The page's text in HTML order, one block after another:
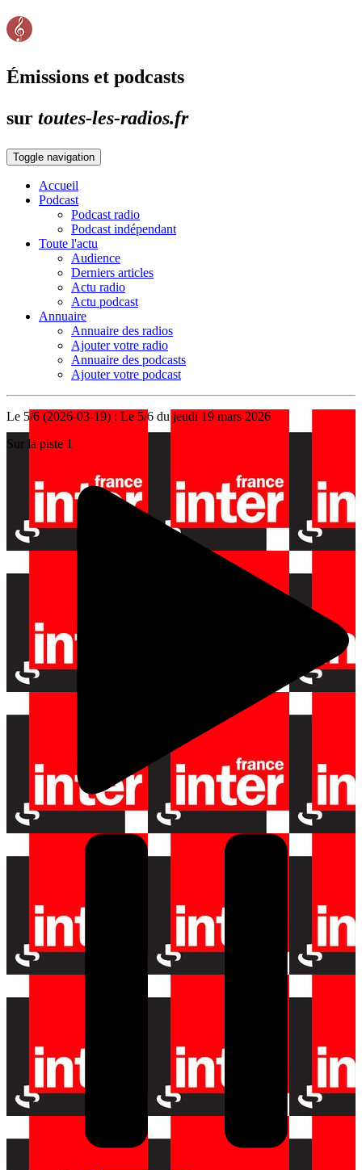
Émissions et podcasts
sur toutes-les-radios.fr
Toggle navigation
Accueil
Podcast
Podcast radio
Podcast indépendant
Toute l'actu
Audience
Derniers articles
Actu radio
Actu podcast
Annuaire
Annuaire des radios
Ajouter votre radio
Annuaire des podcasts
Ajouter votre podcast
Le 5/6 (2026-03-19) : Le 5/6 du jeudi 19 mars 2026
Sur la piste 1